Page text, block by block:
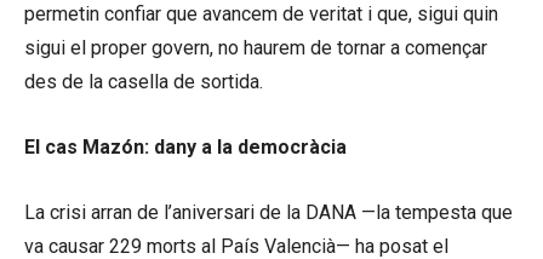
permetin confiar que avancem de veritat i que, sigui quin
sigui el proper govern, no haurem de tornar a començar
des de la casella de sortida.
El cas Mazón: dany a la democràcia
La crisi arran de l’aniversari de la DANA —la tempesta que
va causar 229 morts al País Valencià— ha posat el